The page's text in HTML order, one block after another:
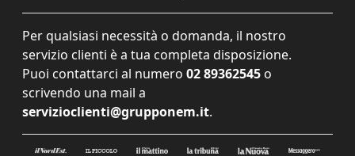
Per qualsiasi necessità o domanda, il nostro
servizio clienti è a tua completa disposizione.
Puoi contattarci al numero 02 89362545 o
scrivendo una mail a
servizioclienti@grupponem.it.